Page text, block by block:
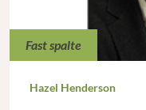
Fast spalte
Hazel Henderson